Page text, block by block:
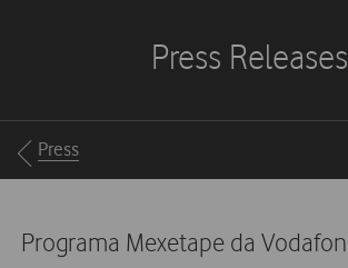
Press Releases
Breadcrumbs
Press
Programa Mexetape da